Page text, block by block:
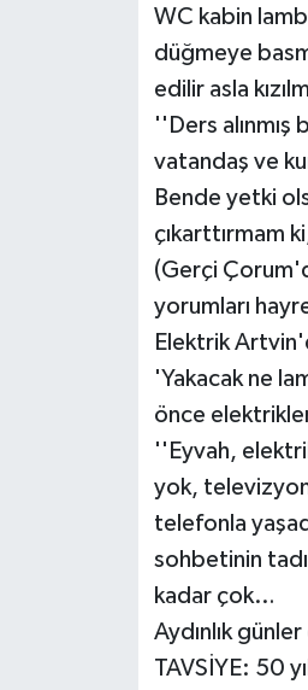
WC kabin
düğmeye
edilir asla
''Ders alınmış
vatandaş ve
Bende yetki
çıkarttırmam
(Gerçi
yorumları
Elektrik
'Yakacak ne
önce
''Eyvah,
yok,
telefonla
sohbetinin
kadar çok…
Aydınlık
TAVSİYE: 50